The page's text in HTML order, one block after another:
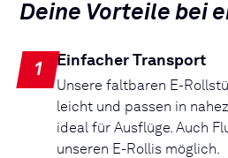
Deine Vorteile bei
1 Einfacher Transport
Unsere faltbaren E-
leicht und passen in
ideal für Ausflüge. Auch
unseren E-Rollis möglich.